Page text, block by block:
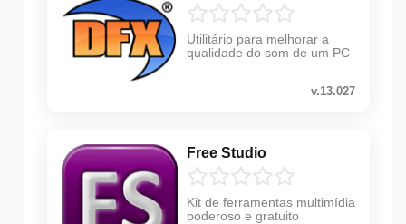
Utilitário para melhorar a
qualidade do som de um PC
v.13.027
Free Studio
Kit de ferramentas multimídia
poderoso e gratuito